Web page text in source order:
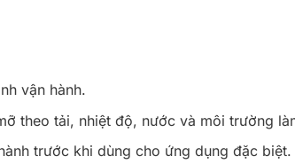
vận hành.
theo tải, nhiệt độ, nước và môi trường
trước khi dùng cho ứng dụng đặc biệt.